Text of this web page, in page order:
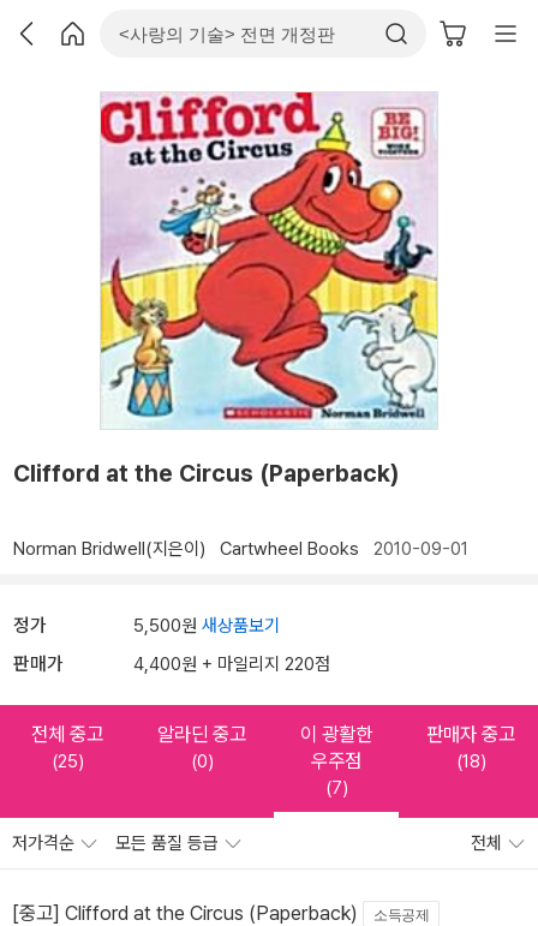
Clifford at the Circus (Paperback)
Norman Bridwell(지은이) Cartwheel Books 2010-09-01
정가 5,500원 새상품보기
판매가 4,400원 + 마일리지 220점
전체 중고
(25)
알라딘 중고
(0)
이 광활한
우주점
(7)
판매자 중고
(18)
저가격순 모든 품질 등급 전체
[중고] Clifford at the Circus (Paperback) 소득공제